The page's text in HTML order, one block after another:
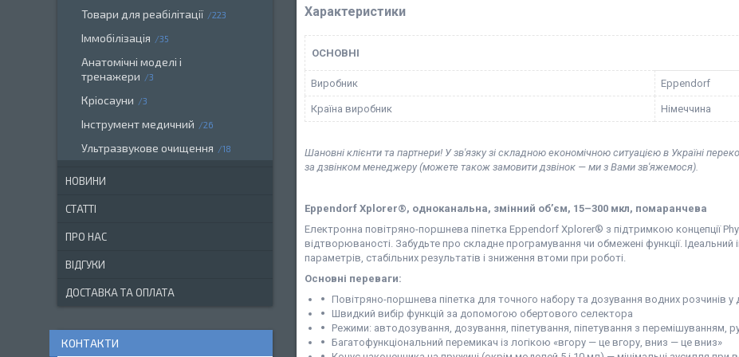
Характеристики
ОСНОВНІ
Виробник Eppendorf
Країна виробник Німеччина
Шановні клієнти та партнери! У зв'язку зі складною економічною ситуацією в Україні
за дзвінком менеджеру (можете також замовити дзвінок — ми з Вами зв'яжемося).
Eppendorf Xplorer®, одноканальна, змінний об’єм, 15–300 мкл, помаранчева
Електронна повітряно-поршнева піпетка Eppendorf Xplorer® з підтримкою концепції
відтворюваності. Забудьте про складне програмування чи обмежені функції.
параметрів, стабільних результатів і зниження втоми при роботі.
Основні переваги:
Повітряно-поршнева піпетка для точного набору та дозування водних розчинів у
Швидкий вибір функцій за допомогою обертового селектора
Режими: автодозування, дозування, піпетування, піпетування з перемішуванням,
Багатофункціональний перемикач із логікою «вгору — це вгору, вниз — це вниз»
Товари для реабілітації 223
Іммобілізація 35
Анатомічні моделі і
тренажери
3
Кріосауни 3
Інструмент медичний 26
Ультразвукове очищення 18
НОВИНИ
СТАТТІ
ПРО НАС
ВІДГУКИ
ДОСТАВКА ТА ОПЛАТА
КОНТАКТИ